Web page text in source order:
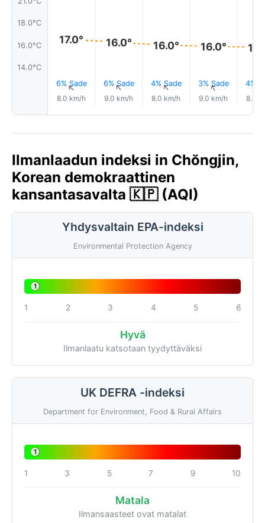
18.0°C
16.0°C
14.0°C
17.0°
6% Sade
↑
8.0 km/h
16.0°
6% Sade
↑
9.0 km/h
16.0°
4% Sade
↑
8.0 km/h
16.0°
3% Sade
↑
9.0 km/h
4%
8.0
Ilmanlaadun indeksi in Chŏngjin,
Korean demokraattinen
kansantasavalta 🇰🇵 (AQI)
Yhdysvaltain EPA-indeksi
Environmental Protection Agency
1
1 2 3 4 5 6
Hyvä
Ilmanlaatu katsotaan tyydyttäväksi
UK DEFRA -indeksi
Department for Environment, Food & Rural Affairs
1
1 3 5 7 9 10
Matala
Ilmansaasteet ovat matalat